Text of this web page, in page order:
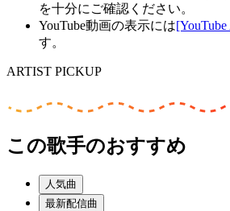
を十分にご確認ください。
YouTube動画の表示には
す。
ARTIST PICKUP
この歌手のおすすめ
人気曲
最新配信曲